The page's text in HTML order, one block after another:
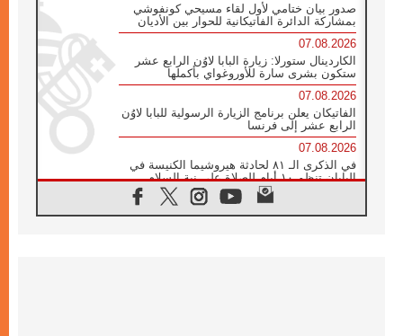
صدور بيان ختامي لأول لقاء مسيحي كونفوشي
بمشاركة الدائرة الفاتيكانية للحوار بين الأديان
07.08.2026
الكاردينال ستورلا: زيارة البابا لاوُن الرابع عشر
ستكون بشرى سارة للأوروغواي بأكملها
07.08.2026
الفاتيكان يعلن برنامج الزيارة الرسولية للبابا لاوُن
الرابع عشر إلى فرنسا
07.08.2026
في الذكرى الـ ٨١ لحادثة هيروشيما الكنيسة في
اليابان تنظم ١٠ أيام للصلاة على نية السلام
الكنيسة في الأوروغواي: زيارة البابا ستعزز